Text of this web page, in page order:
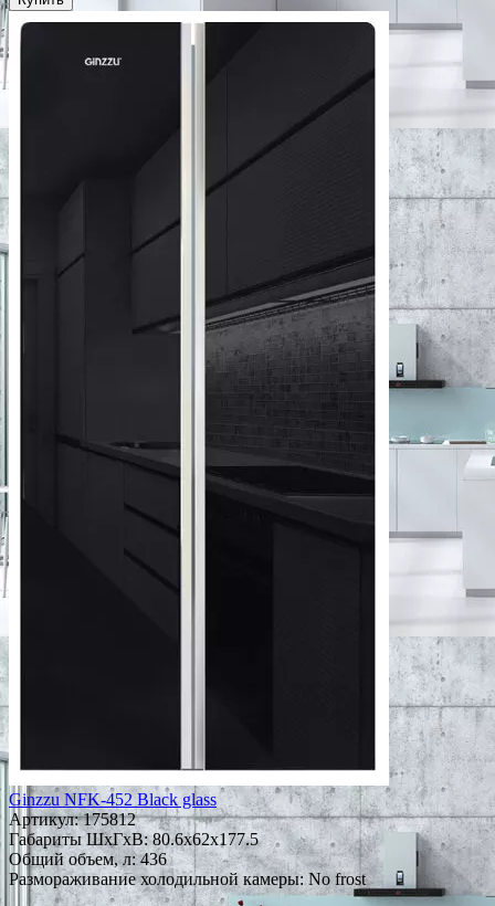
Ginzzu NFK-452 Black glass
Артикул:175812
Габариты ШxГxВ: 80.6x62x177.5
Общий объем, л: 436
Размораживание холодильной камеры: No frost